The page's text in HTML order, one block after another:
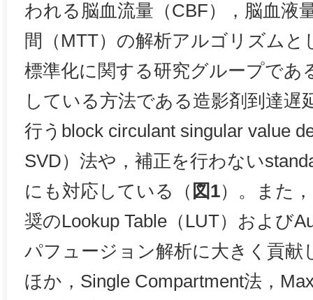
われる脳血流量（CBF），脳血液
間（MTT）の解析アルゴリズムと
標準化に関する研究グループであ
している方法である造影剤到達遅
行うblock circulant singular value
SVD）法や，補正を行わない
にも対応している（ 図1）。また
奨のLookup Table（LUT）および
パフュージョン解析に大きく貢献
ほか，Single Compartment法，